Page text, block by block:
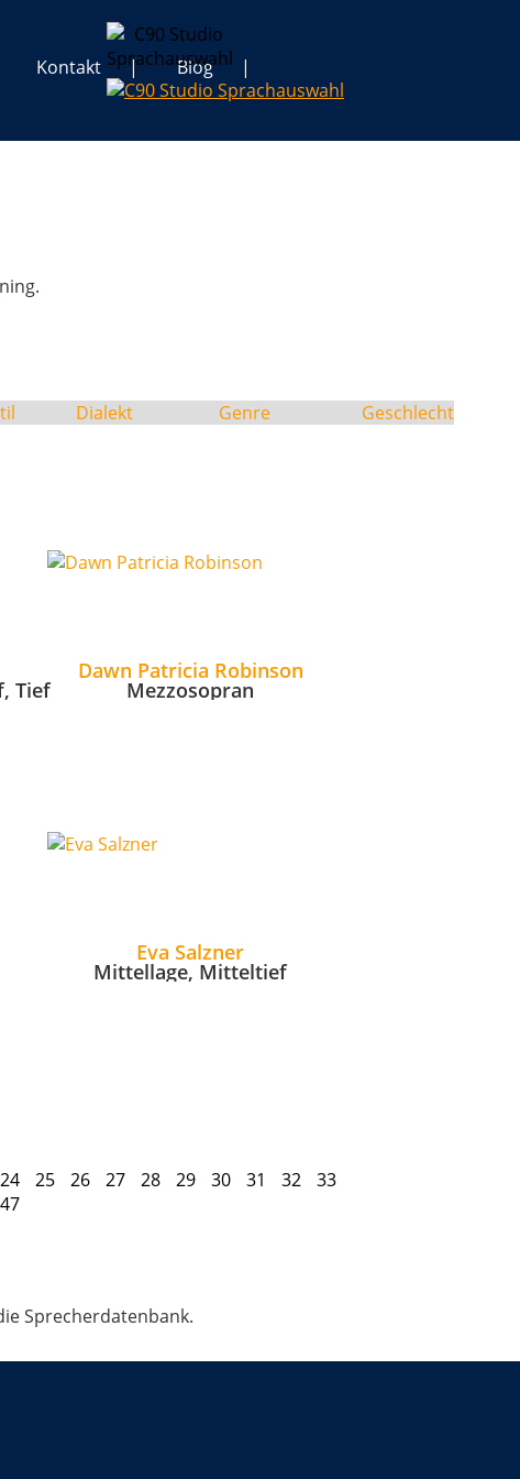
Kontakt Blog
Tief
Dawn Patricia Robinson
Mezzosopran
Eva Salzner
Mittellage, Mitteltief
24 25 26 27 28 29 30 31 32
33
47
Sprecherdatenbank.